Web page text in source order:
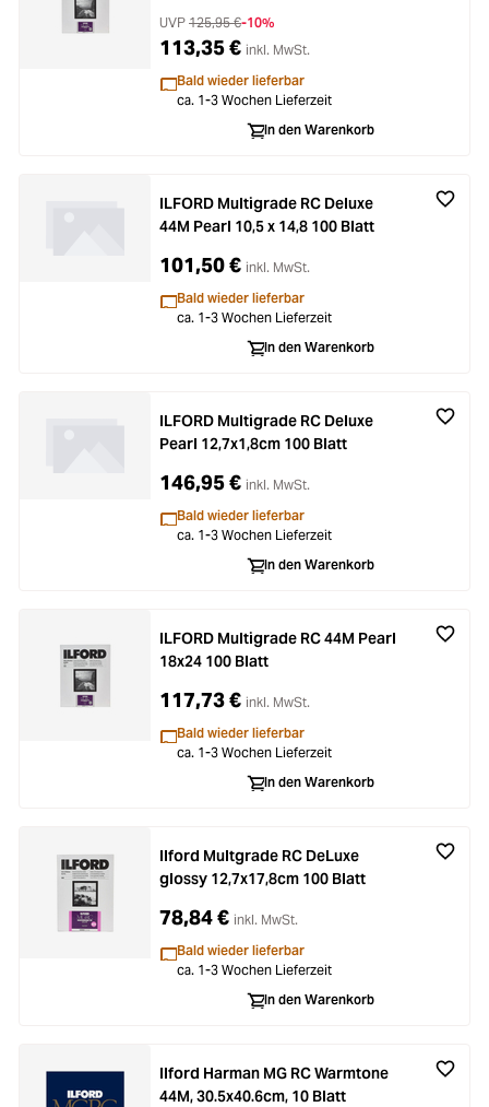
UVP 125,95 €-10%
113,35 € inkl. MwSt.
Bald wieder lieferbar
ca. 1-3 Wochen Lieferzeit
In den Warenkorb
ILFORD Multigrade RC Deluxe
44M Pearl 10,5 x 14,8 100 Blatt
101,50 € inkl. MwSt.
Bald wieder lieferbar
ca. 1-3 Wochen Lieferzeit
In den Warenkorb
ILFORD Multigrade RC Deluxe
Pearl 12,7x1,8cm 100 Blatt
146,95 € inkl. MwSt.
Bald wieder lieferbar
ca. 1-3 Wochen Lieferzeit
In den Warenkorb
ILFORD Multigrade RC 44M Pearl
18x24 100 Blatt
117,73 € inkl. MwSt.
Bald wieder lieferbar
ca. 1-3 Wochen Lieferzeit
In den Warenkorb
Ilford Multgrade RC DeLuxe
glossy 12,7x17,8cm 100 Blatt
78,84 € inkl. MwSt.
Bald wieder lieferbar
ca. 1-3 Wochen Lieferzeit
In den Warenkorb
Ilford Harman MG RC Warmtone
44M, 30.5x40.6cm, 10 Blatt